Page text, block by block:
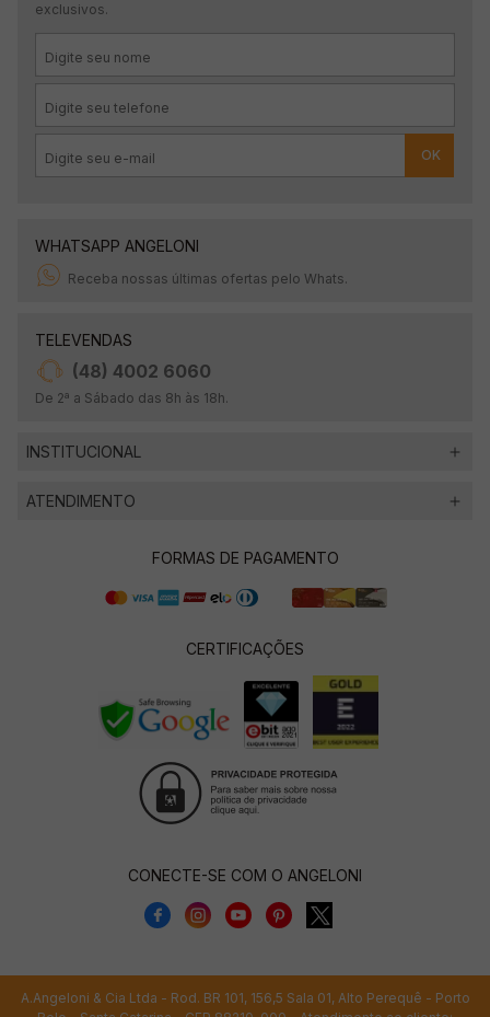
exclusivos.
OK
WHATSAPP ANGELONI
Receba nossas últimas ofertas pelo Whats.
TELEVENDAS
(48) 4002 6060
De 2ª a Sábado das 8h às 18h.
INSTITUCIONAL
ATENDIMENTO
FORMAS DE PAGAMENTO
CERTIFICAÇÕES
CONECTE-SE COM O ANGELONI
A.Angeloni & Cia Ltda - Rod. BR 101, 156,5 Sala 01, Alto Perequê - Porto